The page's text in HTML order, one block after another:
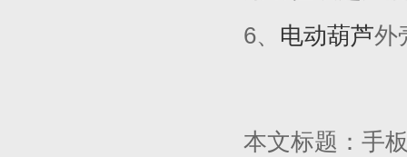
6、 电动葫芦外
本文标题：手